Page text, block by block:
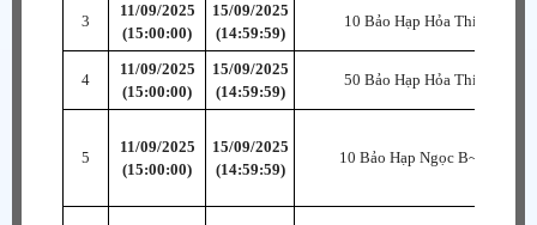
3
11/09/2025
(15:00:00)
15/09/2025
(14:59:59)
10 Bảo Hạp Hỏa Thiên
4
11/09/2025
(15:00:00)
15/09/2025
(14:59:59)
50 Bảo Hạp Hỏa Thiên
5
11/09/2025
(15:00:00)
15/09/2025
(14:59:59)
10 Bảo Hạp Ngọc B~SR